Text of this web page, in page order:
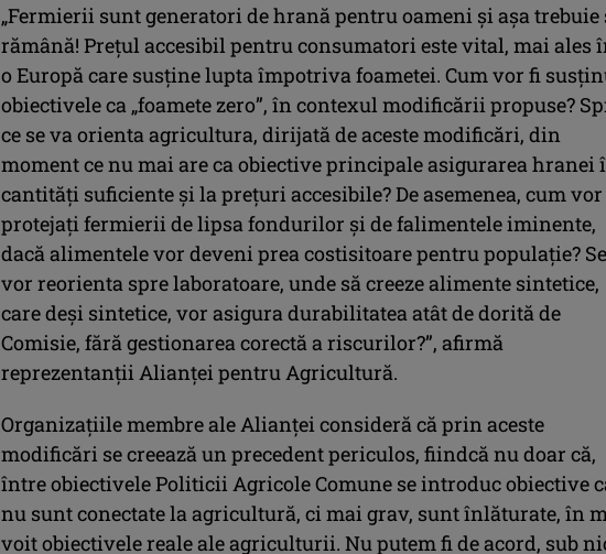
„Fermierii sunt generatori de hrană pentru oameni şi aşa trebuie
rămână! Preţul accesibil pentru consumatori este vital, mai ales
o Europă care susţine lupta împotriva foametei. Cum vor fi
obiectivele ca „foamete zero”, în contexul modificării propuse?
ce se va orienta agricultura, dirijată de aceste modificări, din
moment ce nu mai are ca obiective principale asigurarea hranei
cantităţi suficiente şi la preţuri accesibile? De asemenea, cum
protejaţi fermierii de lipsa fondurilor şi de falimentele iminente,
dacă alimentele vor deveni prea costisitoare pentru populaţie? Se
vor reorienta spre laboratoare, unde să creeze alimente sintetice,
care deşi sintetice, vor asigura durabilitatea atât de dorită de
Comisie, fără gestionarea corectă a riscurilor?”, afirmă
reprezentanţii Alianţei pentru Agricultură.
Organizaţiile membre ale Alianţei consideră că prin aceste
modificări se creează un precedent periculos, fiindcă nu doar că,
între obiectivele Politicii Agricole Comune se introduc obiective
nu sunt conectate la agricultură, ci mai grav, sunt înlăturate, în
voit obiectivele reale ale agriculturii. Nu putem fi de acord, sub